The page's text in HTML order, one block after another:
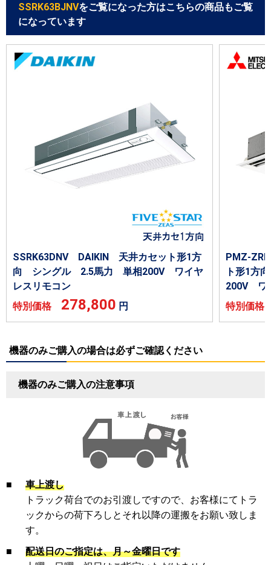
SSRK63BJNVをご覧になった方はこちらの商品もご覧
になっています
SSRK63DNV DAIKIN 天井カセット形1方
向 シングル 2.5馬力 単相200V ワイヤ
レスリモコン
特別価格 278,800 円
PMZ-
ト形1方
200V ワ
特別価
機器のみご購入の場合は必ずご確認ください
機器のみご購入の注意事項
■
車上渡し
トラック荷台でのお引渡しですので、お客様にてトラ
ックからの荷下ろしとそれ以降の運搬をお願い致しま
す。
■
配送日のご指定は、月～金曜日です